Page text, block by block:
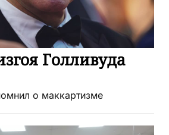
Голливуда
о маккартизме